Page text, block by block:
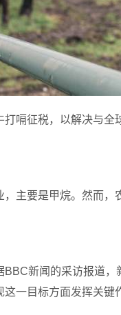
嗝征税，以解决与
主要是甲烷。然而
BBC新闻的采访报道，
一目标方面发挥关键